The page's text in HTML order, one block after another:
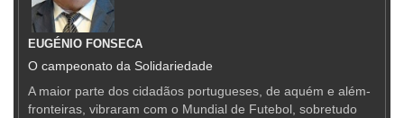
EUGÉNIO FONSECA
O campeonato da Solidariedade
A maior parte dos cidadãos portugueses, de aquém e além-
fronteiras, vibraram com o Mundial de Futebol, sobretudo